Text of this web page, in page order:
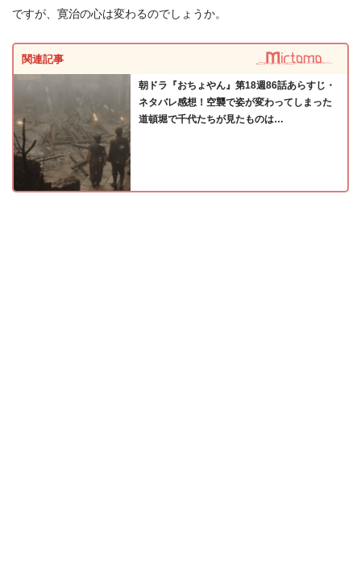
ですが、寛治の心は変わるのでしょうか。
関連記事
朝ドラ『おちょやん』第18週86話あらすじ・
ネタバレ感想！空襲で姿が変わってしまった
道頓堀で千代たちが見たものは…